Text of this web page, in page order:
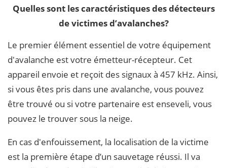
Quelles sont les caractéristiques des détecteurs
de victimes d’avalanches?
Le premier élément essentiel de votre équipement
d'avalanche est votre émetteur-récepteur. Cet
appareil envoie et reçoit des signaux à 457 kHz. Ainsi,
si vous êtes pris dans une avalanche, vous pouvez
être trouvé ou si votre partenaire est enseveli, vous
pouvez le trouver sous la neige.
En cas d'enfouissement, la localisation de la victime
est la première étape d’un sauvetage réussi. Il va